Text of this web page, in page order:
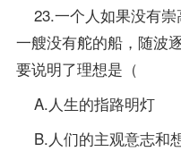
23.一个人如果没有崇
一艘没有舵的船，随波
要说明了理想是（
A.人生的指路明灯
B.人们的主观意志和